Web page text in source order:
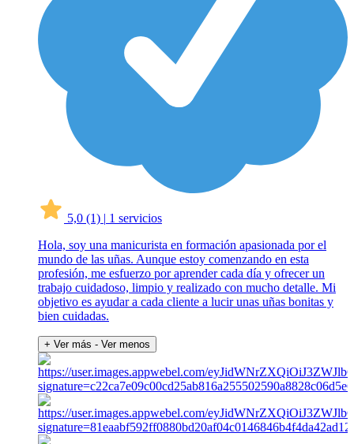
5,0 (1) | 1 servicios
Hola, soy una manicurista en formación apasionada por el
mundo de las uñas. Aunque estoy comenzando en esta
profesión, me esfuerzo por aprender cada día y ofrecer un
trabajo cuidadoso, limpio y realizado con mucho detalle. Mi
objetivo es ayudar a cada cliente a lucir unas uñas bonitas y
bien cuidadas.
+ Ver más - Ver menos